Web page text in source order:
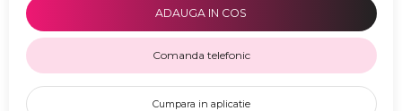
ADAUGA IN COS
Comanda telefonic
Cumpara in aplicatie